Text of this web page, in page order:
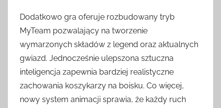
Dodatkowo gra oferuje rozbudowany tryb
MyTeam pozwalający na tworzenie
wymarzonych składów z legend oraz aktualnych
gwiazd. Jednocześnie ulepszona sztuczna
inteligencja zapewnia bardziej realistyczne
zachowania koszykarzy na boisku. Co więcej,
nowy system animacji sprawia, że każdy ruch